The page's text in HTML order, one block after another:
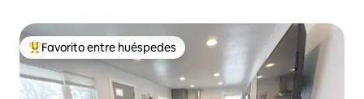
De los mejores en Favorito entre huéspedes
Favorito entre huéspedes